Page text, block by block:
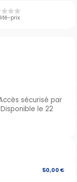
prix
sécurisé par
le 22
50,00 €